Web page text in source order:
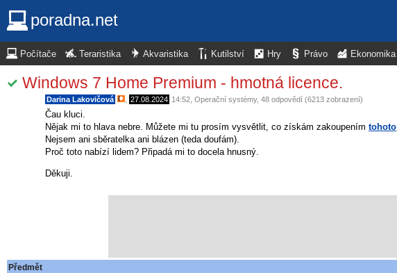
poradna.net
Počítače Teraristika Akvaristika Kutilství Hry Právo Ekonomika
Windows 7 Home Premium - hmotná licence.
Darina Lakovičová 27.08.2024 14:52 Operační systémy, 48 odpovědí (6213 zobrazení)
Čau kluci.
Nějak mi to hlava nebre. Můžete mi tu prosím vysvětlit, co získám zakoupením tohoto
Nejsem ani sběratelka ani blázen (teda doufám).
Proč toto nabízí lidem? Připadá mi to docela hnusný.
Děkuji.
Předmět